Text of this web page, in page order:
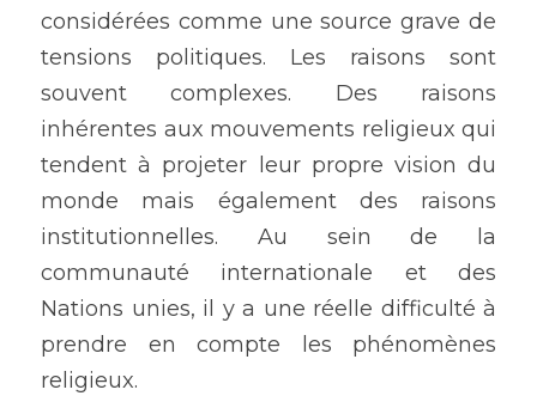
considérées comme une source grave de
tensions politiques. Les raisons sont
souvent complexes. Des raisons
inhérentes aux mouvements religieux qui
tendent à projeter leur propre vision du
monde mais également des raisons
institutionnelles. Au sein de la
communauté internationale et des
Nations unies, il y a une réelle difficulté à
prendre en compte les phénomènes
religieux.